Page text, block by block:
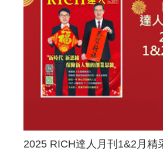
2025 RICH達人月刊1&2月精